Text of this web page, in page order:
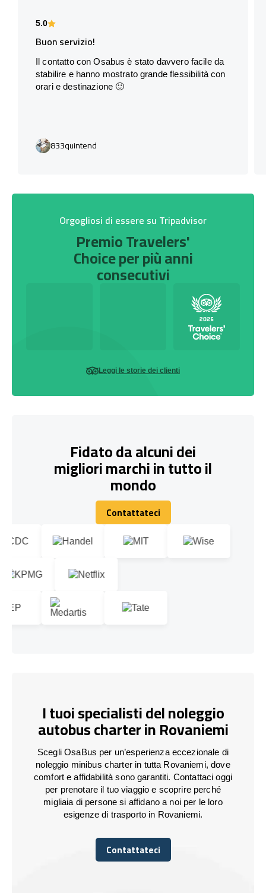
5.0
Buon servizio!
Il contatto con Osabus è stato davvero facile da
stabilire e hanno mostrato grande flessibilità con
orari e destinazione 🙂
833quintend
Orgogliosi di essere su Tripadvisor
Premio Travelers'
Choice per più anni
consecutivi
Leggi le storie dei clienti
Fidato da alcuni dei
migliori marchi in tutto il
mondo
Contattateci
Contattateci
I tuoi specialisti del noleggio
autobus charter in Rovaniemi
Scegli OsaBus per un’esperienza eccezionale di
noleggio minibus charter in tutta Rovaniemi, dove
comfort e affidabilità sono garantiti. Contattaci oggi
per prenotare il tuo viaggio e scoprire perché
migliaia di persone si affidano a noi per le loro
esigenze di trasporto in Rovaniemi.
Contattateci
Contattateci